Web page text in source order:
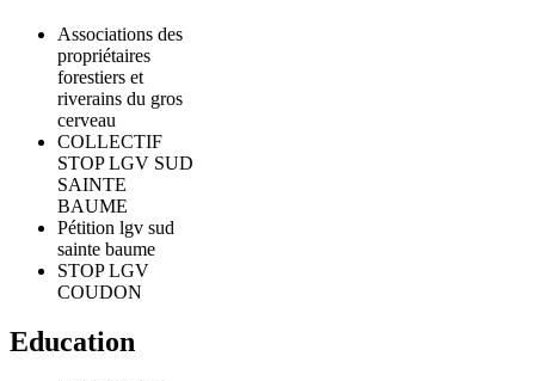
Associations des
propriétaires
forestiers et
riverains du gros
cerveau
COLLECTIF
STOP LGV SUD
SAINTE
BAUME
Pétition lgv sud
sainte baume
STOP LGV
COUDON
Education